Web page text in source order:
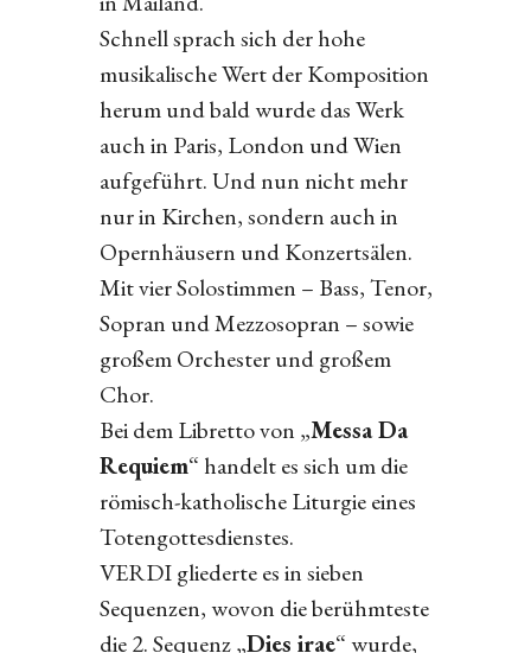
Schnell sprach sich der hohe
musikalische Wert der Komposition
herum und bald wurde das Werk
auch in Paris, London und Wien
aufgeführt. Und nun nicht mehr
nur in Kirchen, sondern auch in
Opernhäusern und Konzertsälen.
Mit vier Solostimmen – Bass, Tenor,
Sopran und Mezzosopran – sowie
großem Orchester und großem
Chor.
Bei dem Libretto von „Messa Da
Requiem“ handelt es sich um die
römisch-katholische Liturgie eines
Totengottesdienstes.
VERDI gliederte es in sieben
Sequenzen, wovon die berühmteste
die 2. Sequenz „Dies irae“ wurde,